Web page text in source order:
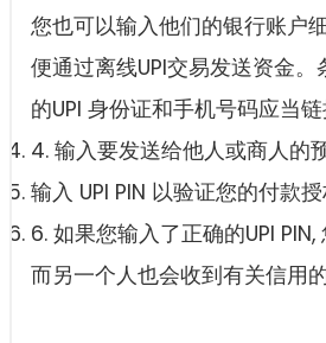
您也可以输入他们的银行账户
便通过离线UPI交易发送资金。
的UPI 身份证和手机号码应当链
4. 输入要发送给他人或商人的
输入 UPI PIN 以验证您的付款授
6. 如果您输入了正确的UPI
而另一个人也会收到有关信用的